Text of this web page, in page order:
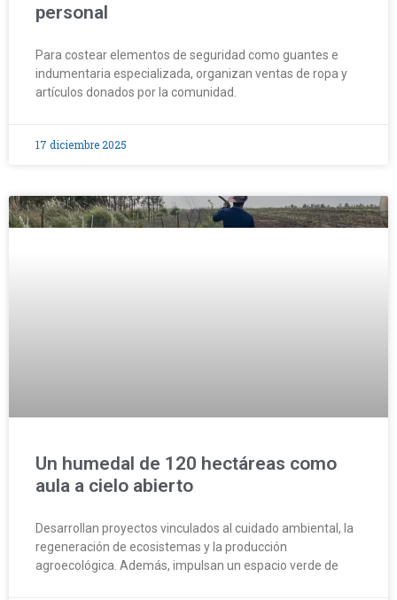
personal
Para costear elementos de seguridad como guantes e
indumentaria especializada, organizan ventas de ropa y
artículos donados por la comunidad.
17 diciembre 2025
Un humedal de 120 hectáreas como
aula a cielo abierto
Desarrollan proyectos vinculados al cuidado ambiental, la
regeneración de ecosistemas y la producción
agroecológica. Además, impulsan un espacio verde de